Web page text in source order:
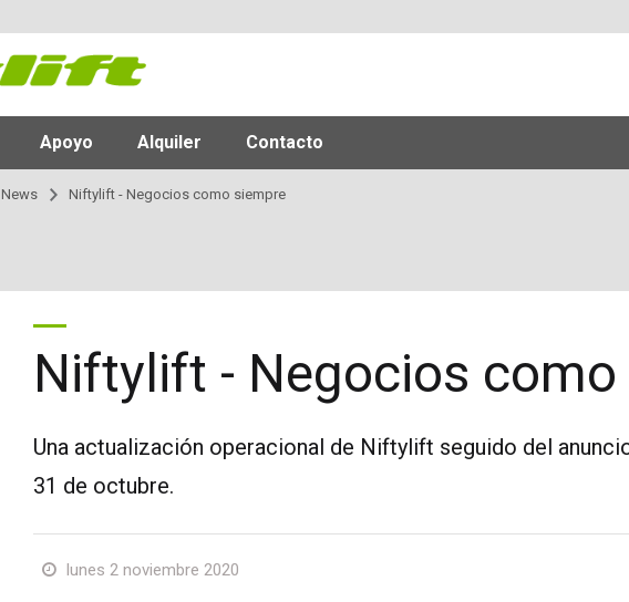
Apoyo Alquiler Contacto
News Niftylift - Negocios como siempre
Niftylift - Negocios
Una actualización operacional de Niftylift seguido del
31 de octubre.
lunes 2 noviembre 2020